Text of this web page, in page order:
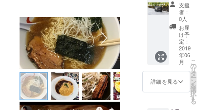
に従っ
てご使
用下さ
い。 プ
ロジェ
クト本
文中に
連絡先
を掲載
りま
す。
セージ
をメー
ルにて
お送り
致しま
す。 ま
た、撮
影した
動画は
ホーム
ページ
撮影
し、
ホーム
ページ
にてご
紹介致
しま
す。 ※
撮影場
所は日
本国内
に限
支援
者：
0人
お届
け予
定：
2019
年06
月
詳細を見る
こ
の
リ
タ
ー
ン
を
選
択
す
る